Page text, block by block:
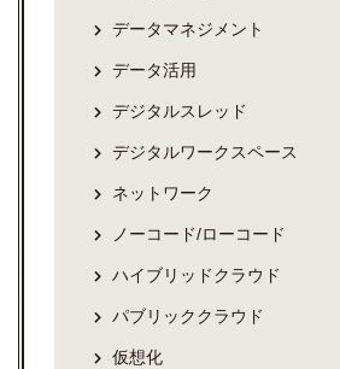
データマネジメント
データ活用
デジタルスレッド
デジタルワークスペース
ネットワーク
ノーコード/ローコード
ハイブリッドクラウド
パブリッククラウド
仮想化